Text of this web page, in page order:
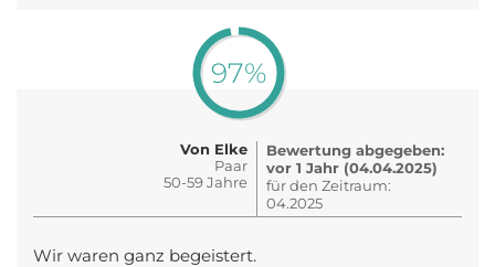
97%
Von Elke
Paar
50-59 Jahre
Bewertung abgegeben:
vor 1 Jahr (04.04.2025)
für den Zeitraum:
04.2025
Wir waren ganz begeistert.